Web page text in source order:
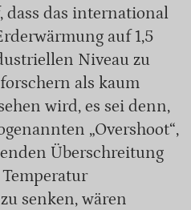
dass das international
auf 1,5
Niveau zu
als kaum
wird, es sei denn,
„Overshoot“,
Überschreitung
senken, wären